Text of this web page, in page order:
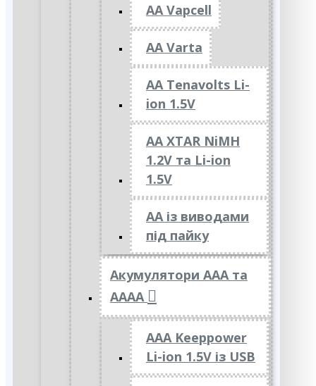
AA Vapcell
AA Varta
AA Tenavolts Li-
ion 1.5V
AA XTAR NiMH
1.2V та Li-ion
1.5V
АА із виводами
під пайку
Акумулятори ААА та
АААА
AAA Keeppower
Li-ion 1.5V із USB